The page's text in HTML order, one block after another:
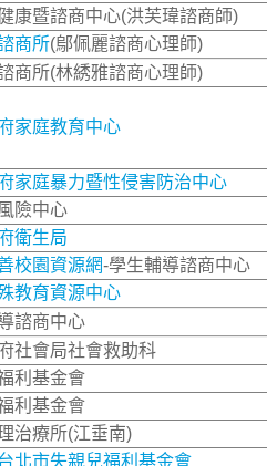
康暨諮商中心(洪芙瑋諮商師)
商所(鄔佩麗諮商心理師)
商所(林綉雅諮商心理師)
家庭教育中心
家庭暴力暨性侵害防治中心
險中心
衛生局
校園資源網-學生輔導諮商中心
教育資源中心
諮商中心
社會局社會救助科
利基金會
利基金會
治療所(江垂南)
北市失親兒福利基金會